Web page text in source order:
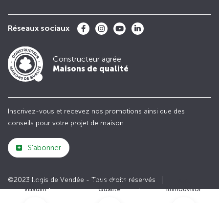
Club
Villadim
Maisons de
Qualité
Immodvisor
Réseaux sociaux
Constructeur agrée
Maisons de qualité
Inscrivez-vous et recevez nos promotions ainsi que des
conseils pour votre projet de maison
S'abonner
©2023 Logis de Vendée - Tous droits réservés
Plan du site
Paramètres des cookies